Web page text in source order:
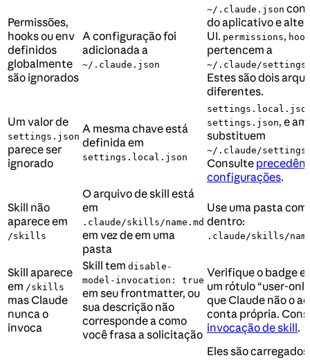
Permissões,
hooks ou env
definidos
globalmente
são ignorados
A configuração foi
adicionada a
~/.claude.json
~/.claude.json
do aplicativo e
UI. permissions,
pertencem a
~/.claude/
Estes são dois
diferentes.
Um valor de
settings.json
parece ser
ignorado
A mesma chave está
definida em
settings.local.json
settings.json, e
substituem
~/.claude/
Consulte
configurações.
Skill não
aparece em
/skills
O arquivo de skill está
em
.claude/skills/name.md
em vez de em uma
pasta
Use uma pasta com
dentro:
.claude/skills/
Skill aparece
em /skills
mas Claude
nunca o
invoca
Skill tem disable-
model-invocation: true
em seu frontmatter, ou
sua descrição não
corresponde a como
você frasa a solicitação
Verifique o badge
um rótulo “user-
que Claude não o
conta própria.
invocação de skill.
Eles são